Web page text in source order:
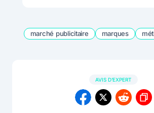
marché publicitaire marques
AVIS D'EXPERT